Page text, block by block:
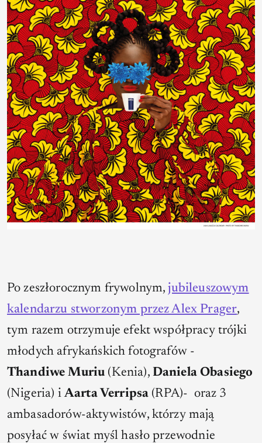
Po zeszłorocznym frywolnym,jubileuszowym
kalendarzu stworzonym przez Alex Prager,
tym razem otrzymuje efekt współpracy trójki
młodych afrykańskich fotografów -
Thandiwe Muriu (Kenia), Daniela Obasiego
(Nigeria) iAarta Verripsa (RPA)- oraz 3
ambasadorów-aktywistów, którzy mają
posyłać w świat myśl hasło przewodnie